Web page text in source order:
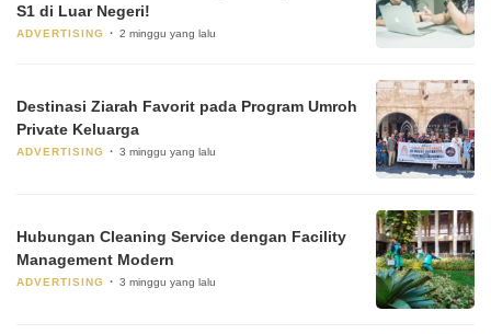
S1 di Luar Negeri!
ADVERTISING 2 minggu yang lalu
Destinasi Ziarah Favorit pada Program Umroh
Private Keluarga
ADVERTISING 3 minggu yang lalu
Hubungan Cleaning Service dengan Facility
Management Modern
ADVERTISING 3 minggu yang lalu